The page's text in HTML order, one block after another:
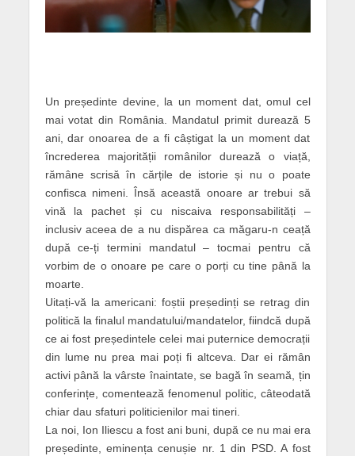
Un președinte devine, la un moment dat, omul cel
mai votat din România. Mandatul primit durează 5
ani, dar onoarea de a fi câștigat la un moment dat
încrederea majorității românilor durează o viață,
rămâne scrisă în cărțile de istorie și nu o poate
confisca nimeni. Însă această onoare ar trebui să
vină la pachet și cu niscaiva responsabilități –
inclusiv aceea de a nu dispărea ca măgaru-n ceață
după ce-ți termini mandatul – tocmai pentru că
vorbim de o onoare pe care o porți cu tine până la
moarte.
Uitați-vă la americani: foștii președinți se retrag din
politică la finalul mandatului/mandatelor, fiindcă după
ce ai fost președintele celei mai puternice democrații
din lume nu prea mai poți fi altceva. Dar ei rămân
activi până la vârste înaintate, se bagă în seamă, țin
conferințe, comentează fenomenul politic, câteodată
chiar dau sfaturi politicienilor mai tineri.
La noi, Ion Iliescu a fost ani buni, după ce nu mai era
președinte, eminența cenușie nr. 1 din PSD. A fost